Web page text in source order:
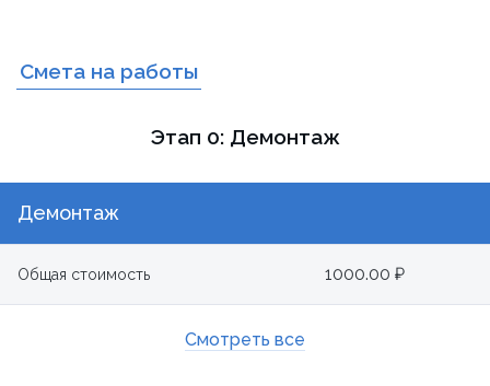
Смета на работы
Этап 0: Демонтаж
Демонтаж
Общая стоимость 1000.00 ₽
Смотреть все